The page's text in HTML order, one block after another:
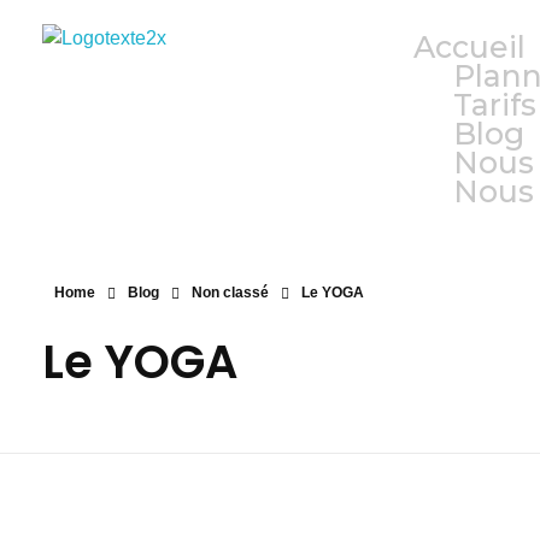
Accueil
Tarifs
Blog
Home Blog Non classé Le YOGA
Le YOGA